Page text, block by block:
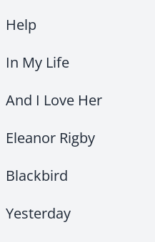
Help
In My Life
And I Love Her
Eleanor Rigby
Blackbird
Yesterday